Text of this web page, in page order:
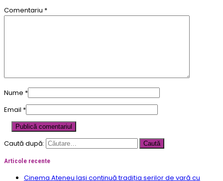
Comentariu *
Nume *
Email *
Caută după:
Articole recente
Cinema Ateneu Iași continuă tradiția serilor de vară cu